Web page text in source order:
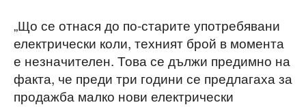
„Що се отнася до по-старите употребявани
електрически коли, техният брой в момента
е незначителен. Това се дължи предимно на
факта, че преди три години се предлагаха за
продажба малко нови електрически